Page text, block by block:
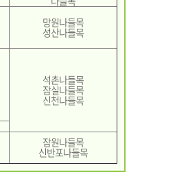
망원나들목
성산나들목
석촌나들목
잠실나들목
신천나들목
잠원나들목
신반포나들목